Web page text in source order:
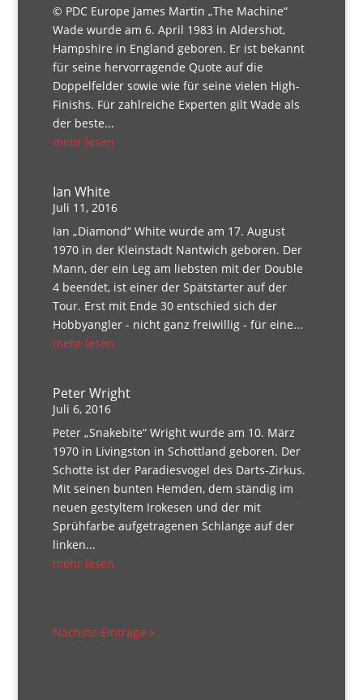
© PDC Europe James Martin „The Machine“
Wade wurde am 6. April 1983 in Aldershot,
Hampshire in England geboren. Er ist bekannt
für seine hervorragende Quote auf die
Doppelfelder sowie wie für seine vielen High-
Finishs. Für zahlreiche Experten gilt Wade als
der beste...
mehr lesen
Ian White
Juli 11, 2016
Ian „Diamond“ White wurde am 17. August
1970 in der Kleinstadt Nantwich geboren. Der
Mann, der ein Leg am liebsten mit der Double
4 beendet, ist einer der Spätstarter auf der
Tour. Erst mit Ende 30 entschied sich der
Hobbyangler - nicht ganz freiwillig - für eine...
mehr lesen
Peter Wright
Juli 6, 2016
Peter „Snakebite“ Wright wurde am 10. März
1970 in Livingston in Schottland geboren. Der
Schotte ist der Paradiesvogel des Darts-Zirkus.
Mit seinen bunten Hemden, dem ständig im
neuen gestyltem Irokesen und der mit
Sprühfarbe aufgetragenen Schlange auf der
linken...
mehr lesen
Nächste Einträge »